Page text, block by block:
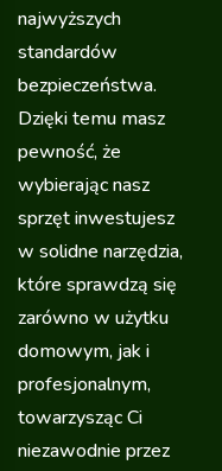
najwyższych
standardów
bezpieczeństwa.
Dzięki temu masz
pewność, że
wybierając nasz
sprzęt inwestujesz
w solidne narzędzia,
które sprawdzą się
zarówno w użytku
domowym, jak i
profesjonalnym,
towarzysząc Ci
niezawodnie przez